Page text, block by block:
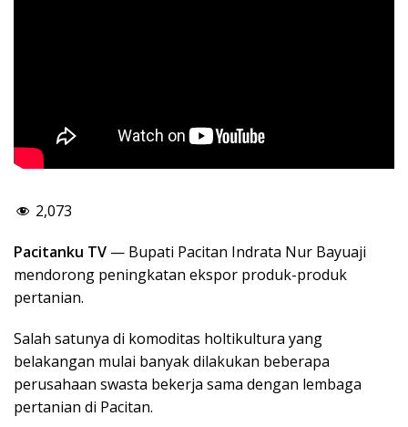
2,073
Pacitanku TV — Bupati Pacitan Indrata Nur Bayuaji
mendorong peningkatan ekspor produk-produk
pertanian.
Salah satunya di komoditas holtikultura yang
belakangan mulai banyak dilakukan beberapa
perusahaan swasta bekerja sama dengan lembaga
pertanian di Pacitan.